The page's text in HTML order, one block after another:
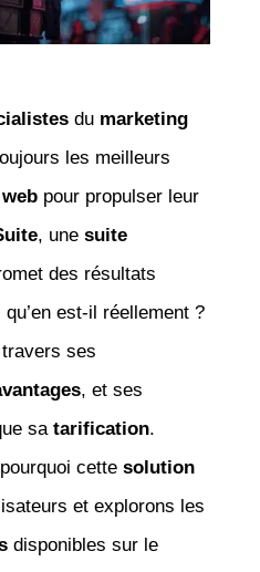
du marketing
les meilleurs
pour propulser leur
, une suite
des résultats
est-il réellement ?
ses
, et ses
sa tarification.
cette solution
et explorons les
disponibles sur le